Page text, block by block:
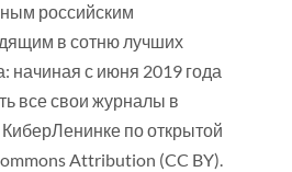
российским
в сотню лучших
начиная с июня 2019 года
все свои журналы в
по открытой
Attribution (CC BY).